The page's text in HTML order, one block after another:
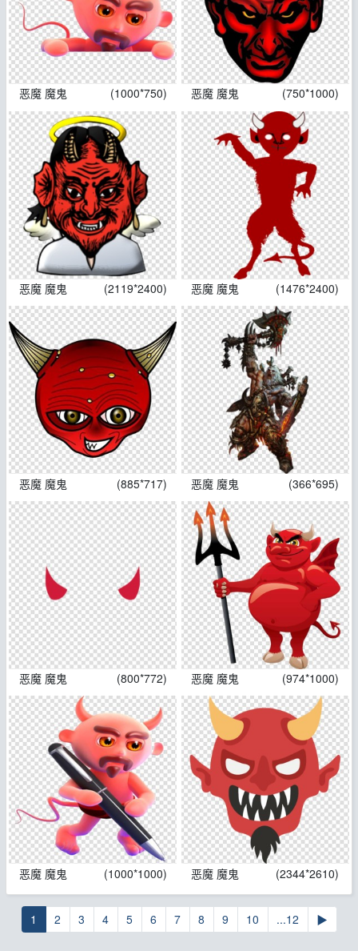
恶魔 魔鬼 (1000*750) 恶魔 魔鬼 (750*1000)
恶魔 魔鬼 (2119*2400) 恶魔 魔鬼 (1476*2400)
恶魔 魔鬼 (885*717) 恶魔 魔鬼 (366*695)
恶魔 魔鬼 (800*772) 恶魔 魔鬼 (974*1000)
恶魔 魔鬼 (1000*1000) 恶魔 魔鬼 (2344*2610)
1 2 3 4 5 6 7 8 9 10 ...12 ▶